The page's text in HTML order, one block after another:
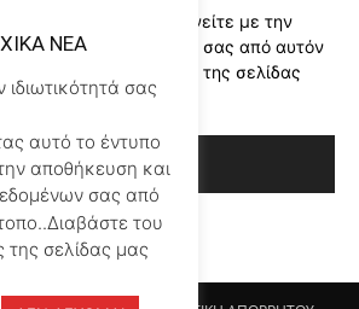
αυτό το έντυπο συμφωνείτε με την
των δεδομένων σας από αυτόν
του ορους χρήσης της σελίδας
NEA
σας
αυτό το έντυπο
αποθήκευση και
σας από
του
της σελίδας μας